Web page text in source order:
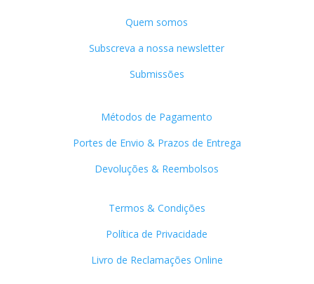
Quem somos
Subscreva a nossa newsletter
Submissões
Métodos de Pagamento
Portes de Envio & Prazos de Entrega
Devoluções & Reembolsos
Termos & Condições
Política de Privacidade
Livro de Reclamações Online